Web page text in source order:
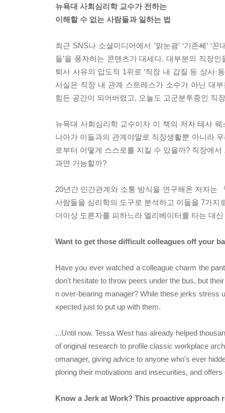
뉴욕대 사회심리학 교수가 전하는
이해할 수 없는 사람들과 일하는 법
최근 SNS나 소셜미디어에서 ‘맑눈광’ ‘기존쎄’ ‘
들’을 풍자하는 콘텐츠가 대세다. 대부분의 직장
퇴사 사유의 압도적 1위로 ‘직장 내 갑질 등 상사·
사실은 직장 내 관계 스트레스가 소수가 아닌 대부
힘든 공간이 되어버렸고, 오늘도 고군분투중인 직
뉴욕대 사회심리학 교수이자 이 책의 저자 테사
나아가 이들과의 관계야말로 직장생활뿐 아니라
로부터 어떻게 스스로를 지킬 수 있을까? 직장에
과연 가능할까?
20년간 인간관계와 소통 방식을 연구해온 저자는
사람들을 심리학의 도구로 분석하고 이들을 7가
더이상 도른자를 피하느라 엘리베이터를 타는 대
Want to get those difficult colleagues off your
Have you ever watched a colleague charm the
don't hesitate to throw peers under the bus, but
n over-bearing manager? While these jerks stress
xpected just to put up with them.
...Until now. Tessa West has already helped
of original research to profile classic workplace
omanager, giving advice to anyone who's ever
ploring their motivations and insecurities, and
Know a Jerk at Work? This proactive approach